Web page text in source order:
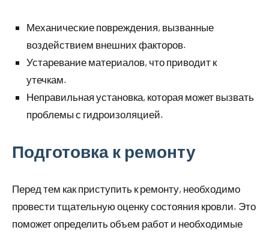
Механические повреждения, вызванные
воздействием внешних факторов.
Устаревание материалов, что приводит к
утечкам.
Неправильная установка, которая может вызвать
проблемы с гидроизоляцией.
Подготовка к ремонту
Перед тем как приступить к ремонту, необходимо
провести тщательную оценку состояния кровли. Это
поможет определить объем работ и необходимые